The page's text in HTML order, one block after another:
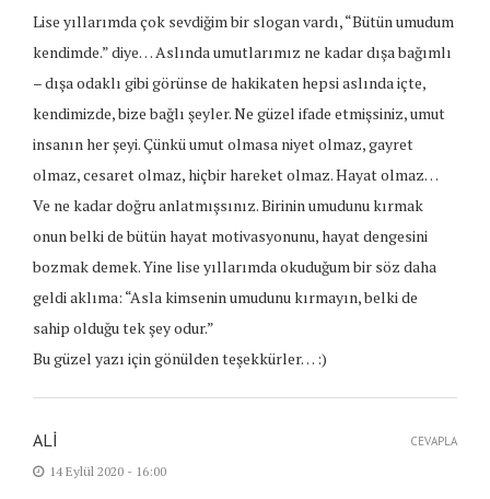
Lise yıllarımda çok sevdiğim bir slogan vardı, “Bütün umudum
kendimde.” diye… Aslında umutlarımız ne kadar dışa bağımlı
– dışa odaklı gibi görünse de hakikaten hepsi aslında içte,
kendimizde, bize bağlı şeyler. Ne güzel ifade etmişsiniz, umut
insanın her şeyi. Çünkü umut olmasa niyet olmaz, gayret
olmaz, cesaret olmaz, hiçbir hareket olmaz. Hayat olmaz…
Ve ne kadar doğru anlatmışsınız. Birinin umudunu kırmak
onun belki de bütün hayat motivasyonunu, hayat dengesini
bozmak demek. Yine lise yıllarımda okuduğum bir söz daha
geldi aklıma: “Asla kimsenin umudunu kırmayın, belki de
sahip olduğu tek şey odur.”
Bu güzel yazı için gönülden teşekkürler… :)
ALI
14 Eylül 2020 - 16:00
CEVAPLA